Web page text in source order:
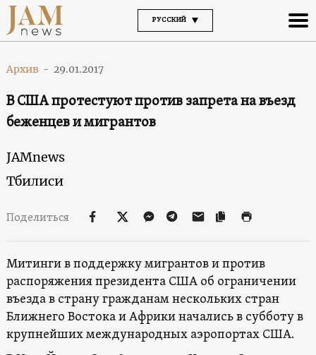
РУССКИЙ
Архив - 29.01.2017
В США протестуют против запрета на въезд
беженцев и мигрантов
JAMnews
Тбилиси
Поделиться
Митинги в поддержку мигрантов и против
распоряжения президента США об ограничении
въезда в страну гражданам нескольких стран
Ближнего Востока и Африки начались в субботу в
крупнейших международных аэропортах США.